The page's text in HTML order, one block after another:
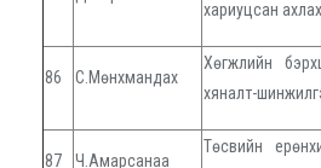
хариуцсан
86 С.Мөнхмандах
Хөгжлийн
хяналт-
87 Ч.Амарсанаа
Төсвийн